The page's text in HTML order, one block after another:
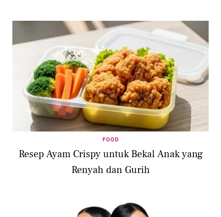
FOOD
Resep Ayam Crispy untuk Bekal Anak yang
Renyah dan Gurih